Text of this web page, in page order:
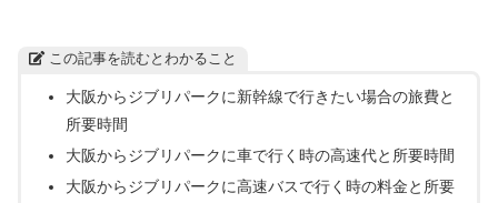
この記事を読むとわかること
大阪からジブリパークに新幹線で行きたい場合の旅費と
所要時間
大阪からジブリパークに車で行く時の高速代と所要時間
大阪からジブリパークに高速バスで行く時の料金と所要